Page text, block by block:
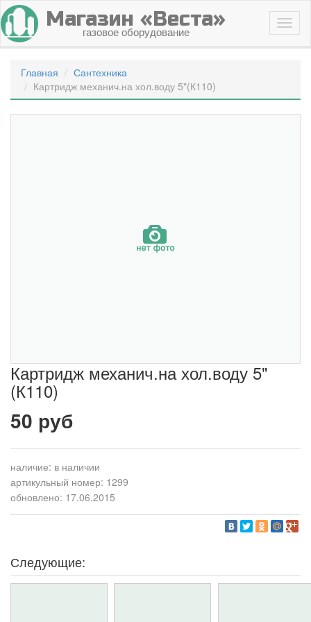
Магазин «Веста»
газовое оборудование
Главная
Сантехника
Картридж механич.на хол.воду 5"(К110)
Картридж механич.на хол.воду 5"
(К110)
50 руб
наличие: в наличии
артикульный номер: 1299
обновлено: 17.06.2015
Следующие: